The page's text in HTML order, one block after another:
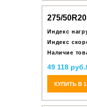
275/50R20
Индекс
Индекс
Наличие
49 118
КУПИТЬ В